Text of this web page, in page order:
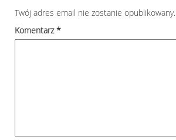
Twój adres email nie zostanie opublikowany.
Komentarz*